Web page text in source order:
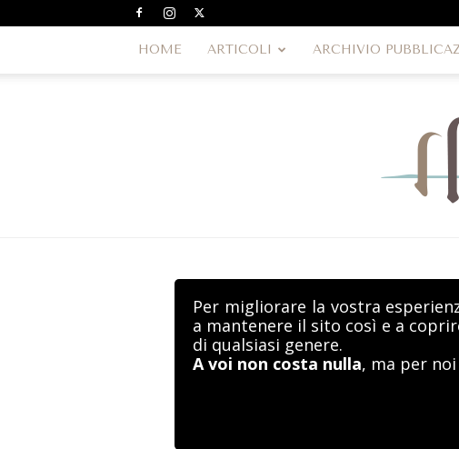
HOME ARTICOLI ARCHIVIO
Per migliorare la vostra
a mantenere il sito così e a
di qualsiasi genere.
A voi non costa nulla, ma per